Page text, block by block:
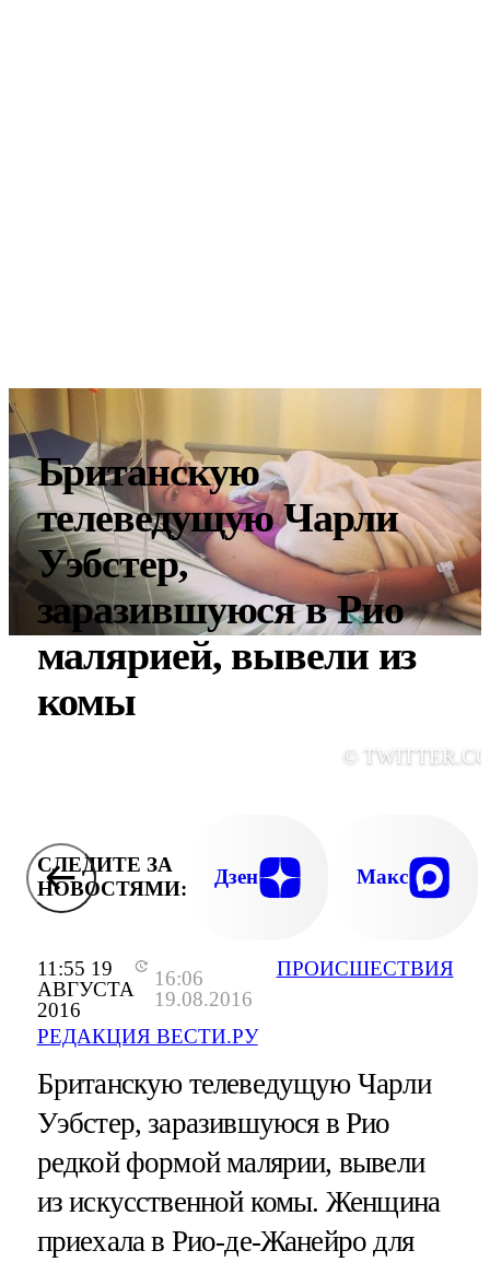
11:55 19
АВГУСТА
2016
16:06
19.08.2016
РЕДАКЦИЯ ВЕСТИ.РУ
ПРОИСШЕСТВИЯ
Британскую
телеведущую Чарли
Уэбстер,
заразившуюся в Рио
малярией, вывели из
комы
©
СЛЕДИТЕ ЗА
НОВОСТЯМИ:
Дзен Макс
Британскую телеведущую Чарли
Уэбстер, заразившуюся в Рио
редкой формой малярии, вывели
из искусственной комы. Женщина
приехала в Рио-де-Жанейро для